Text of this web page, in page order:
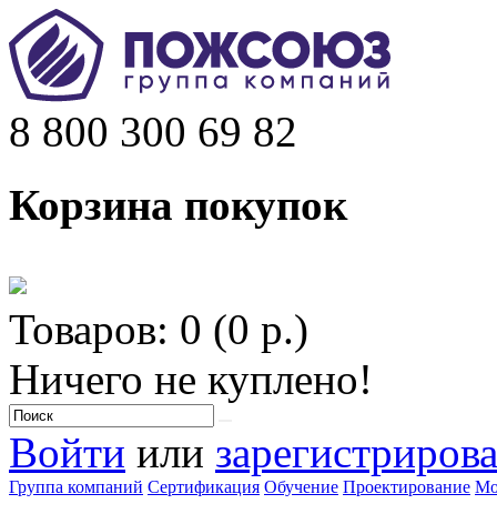
8 800 300 69 82
Корзина покупок
Товаров: 0 (0 р.)
Ничего не куплено!
Войти или
Группа компаний Сертификация Обучение Проектирование